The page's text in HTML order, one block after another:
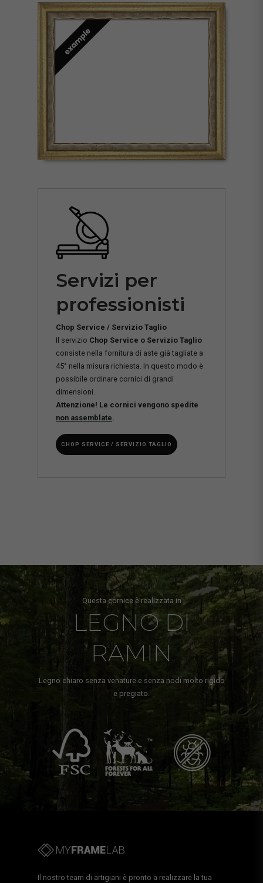
Servizi per
professionisti
Chop Service / Servizio Taglio
Il servizio Chop Service o Servizio Taglio
consiste nella fornitura di aste già tagliate a
45° nella misura richiesta. In questo modo è
possibile ordinare cornici di grandi
dimensioni.
Attenzione! Le cornici vengono spedite
non assemblate
CHOP SERVICE / SERVIZIO TAGLIO
Questa cornice è realizzata in
LEGNO DI
RAMIN
Legno chiaro senza venature e senza nodi molto rigido
e pregiato.
Il nostro team di artigiani è pronto a realizzare la tua